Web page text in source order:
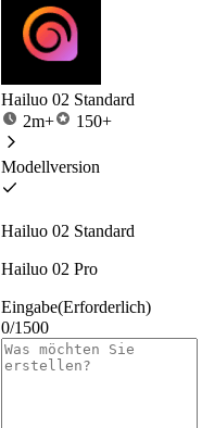
Hailuo 02 Standard
2m+
150+
Modellversion
Hailuo 02 Standard
Hailuo 02 Pro
Eingabe(Erforderlich)
0/1500